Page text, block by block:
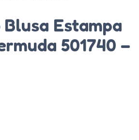
Estampa
501740 –